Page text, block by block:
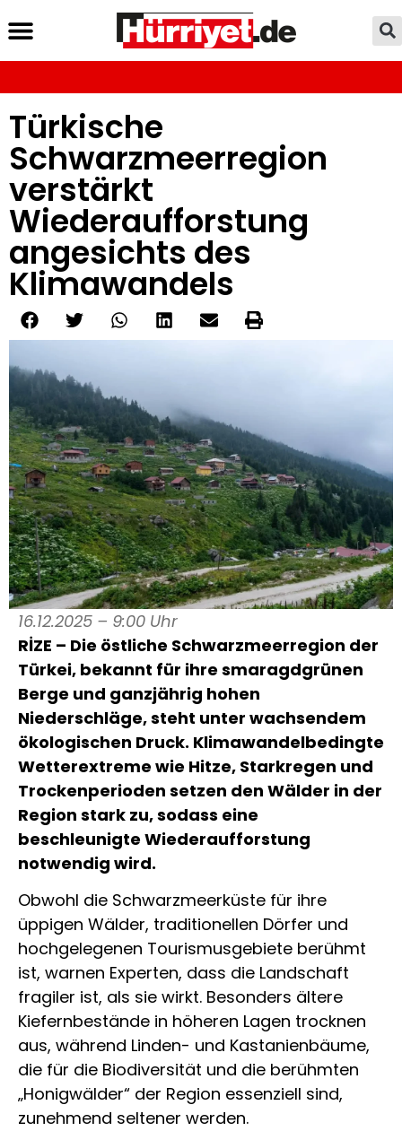
Türkische
Schwarzmeerregion
verstärkt
Wiederaufforstung
angesichts des
Klimawandels
16.12.2025 – 9:00 Uhr
RİZE – Die östliche Schwarzmeerregion der
Türkei, bekannt für ihre smaragdgrünen
Berge und ganzjährig hohen
Niederschläge, steht unter wachsendem
ökologischen Druck. Klimawandelbedingte
Wetterextreme wie Hitze, Starkregen und
Trockenperioden setzen den Wälder in der
Region stark zu, sodass eine
beschleunigte Wiederaufforstung
notwendig wird.
Obwohl die Schwarzmeerküste für ihre
üppigen Wälder, traditionellen Dörfer und
hochgelegenen Tourismusgebiete berühmt
ist, warnen Experten, dass die Landschaft
fragiler ist, als sie wirkt. Besonders ältere
Kiefernbestände in höheren Lagen trocknen
aus, während Linden- und Kastanienbäume,
die für die Biodiversität und die berühmten
„Honigwälder“ der Region essenziell sind,
zunehmend seltener werden.